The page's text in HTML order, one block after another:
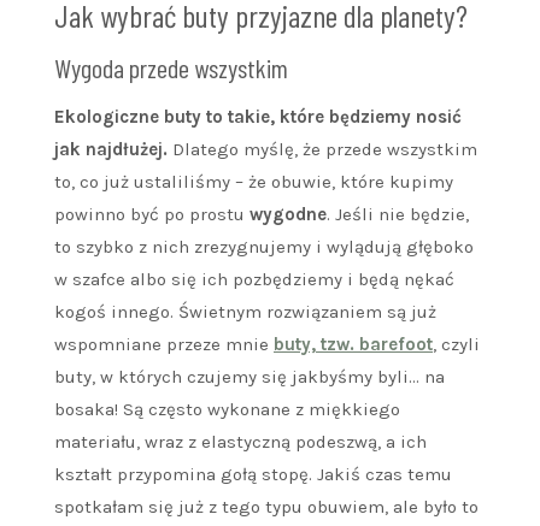
Jak wybrać buty przyjazne dla planety?
Wygoda przede wszystkim
Ekologiczne buty to takie, które będziemy nosić
jak najdłużej. Dlatego myślę, że przede wszystkim
to, co już ustaliliśmy – że obuwie, które kupimy
powinno być po prostu wygodne. Jeśli nie będzie,
to szybko z nich zrezygnujemy i wylądują głęboko
w szafce albo się ich pozbędziemy i będą nękać
kogoś innego. Świetnym rozwiązaniem są już
wspomniane przeze mnie buty, tzw. barefoot, czyli
buty, w których czujemy się jakbyśmy byli… na
bosaka! Są często wykonane z miękkiego
materiału, wraz z elastyczną podeszwą, a ich
kształt przypomina gołą stopę. Jakiś czas temu
spotkałam się już z tego typu obuwiem, ale było to